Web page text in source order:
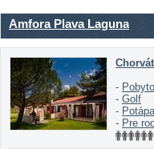
Amfora Plava Laguna
-
- Golf
-
- Pre